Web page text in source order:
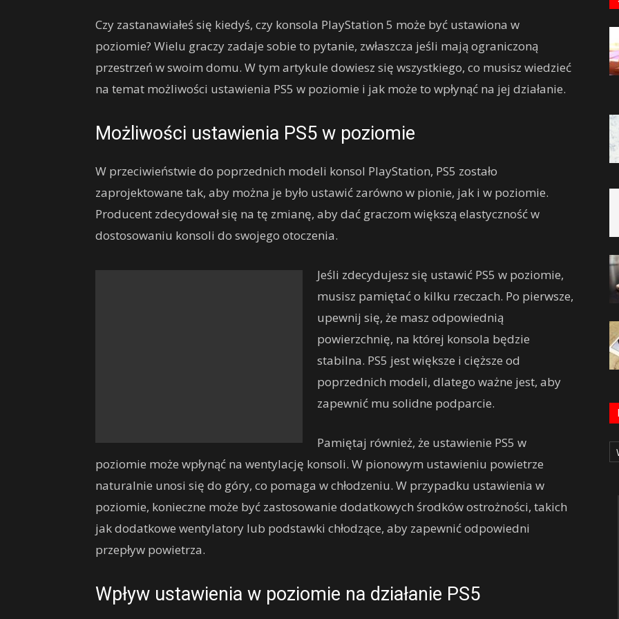
Czy zastanawiałeś się kiedyś, czy konsola PlayStation 5 może być ustawiona w
poziomie? Wielu graczy zadaje sobie to pytanie, zwłaszcza jeśli mają ograniczoną
przestrzeń w swoim domu. W tym artykule dowiesz się wszystkiego, co musisz wiedzieć
na temat możliwości ustawienia PS5 w poziomie i jak może to wpłynąć na jej działanie.
Możliwości ustawienia PS5 w poziomie
W przeciwieństwie do poprzednich modeli konsol PlayStation, PS5 zostało
zaprojektowane tak, aby można je było ustawić zarówno w pionie, jak i w poziomie.
Producent zdecydował się na tę zmianę, aby dać graczom większą elastyczność w
dostosowaniu konsoli do swojego otoczenia.
Jeśli zdecydujesz się ustawić PS5 w poziomie,
musisz pamiętać o kilku rzeczach. Po pierwsze,
upewnij się, że masz odpowiednią
powierzchnię, na której konsola będzie
stabilna. PS5 jest większe i cięższe od
poprzednich modeli, dlatego ważne jest, aby
zapewnić mu solidne podparcie.
Pamiętaj również, że ustawienie PS5 w
poziomie może wpłynąć na wentylację konsoli. W pionowym ustawieniu powietrze
naturalnie unosi się do góry, co pomaga w chłodzeniu. W przypadku ustawienia w
poziomie, konieczne może być zastosowanie dodatkowych środków ostrożności, takich
jak dodatkowe wentylatory lub podstawki chłodzące, aby zapewnić odpowiedni
przepływ powietrza.
Wpływ ustawienia w poziomie na działanie PS5